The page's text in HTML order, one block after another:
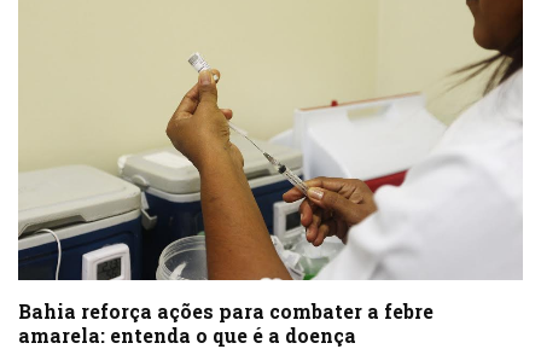
Bahia reforça ações para combater a febre
amarela: entenda o que é a doença